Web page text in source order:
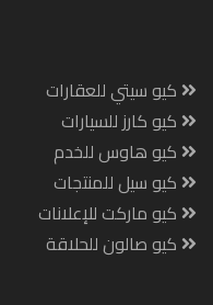
كيو سيتي للعقارات
كيو كارز للسيارات
كيو هاوس للخدم
كيو سيل للمنتجات
كيو ماركت للإعلانات
كيو صالون للحلاقة